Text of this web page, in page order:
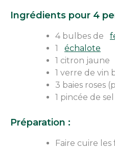
Ingrédients pour 4
4 bulbes de
1
échalote
1 citron jaune
1 verre de vin
3 baies roses
1 pincée de sel
Préparation :
Faire cuire